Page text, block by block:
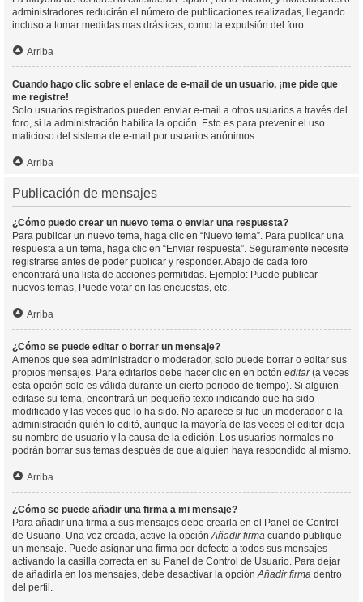
administradores reducirán el número de publicaciones realizadas, llegando
incluso a tomar medidas mas drásticas, como la expulsión del foro.
Arriba
Cuando hago clic sobre el enlace de e-mail de un usuario, ¡me pide que
me registre!
Solo usuarios registrados pueden enviar e-mail a otros usuarios a través del
foro, si la administración habilita la opción. Esto es para prevenir el uso
malicioso del sistema de e-mail por usuarios anónimos.
Arriba
Publicación de mensajes
¿Cómo puedo crear un nuevo tema o enviar una respuesta?
Para publicar un nuevo tema, haga clic en “Nuevo tema”. Para publicar una
respuesta a un tema, haga clic en “Enviar respuesta”. Seguramente necesite
registrarse antes de poder publicar y responder. Abajo de cada foro
encontrará una lista de acciones permitidas. Ejemplo: Puede publicar
nuevos temas, Puede votar en las encuestas, etc.
Arriba
¿Cómo se puede editar o borrar un mensaje?
A menos que sea administrador o moderador, solo puede borrar o editar sus
propios mensajes. Para editarlos debe hacer clic en en botón editar(a veces
esta opción solo es válida durante un cierto periodo de tiempo). Si alguien
editase su tema, encontrará un pequeño texto indicando que ha sido
modificado y las veces que lo ha sido. No aparece si fue un moderador o la
administración quién lo editó, aunque la mayoría de las veces el editor deja
su nombre de usuario y la causa de la edición. Los usuarios normales no
podrán borrar sus temas después de que alguien haya respondido al mismo.
Arriba
¿Cómo se puede añadir una firma a mi mensaje?
Para añadir una firma a sus mensajes debe crearla en el Panel de Control
de Usuario. Una vez creada, active la opciónAñadir firma cuando publique
un mensaje. Puede asignar una firma por defecto a todos sus mensajes
activando la casilla correcta en su Panel de Control de Usuario. Para dejar
de añadirla en los mensajes, debe desactivar la opciónAñadir firma dentro
del perfil.